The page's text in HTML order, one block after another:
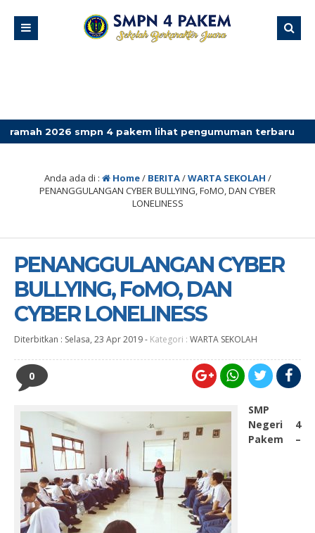
4 pakem lihat pengumuman terbaru
Anda ada di : Home/ BERITA/WARTA SEKOLAH /
PENANGGULANGAN CYBER BULLYING, FoMO, DAN CYBER
LONELINESS
PENANGGULANGAN CYBER
BULLYING, FoMO, DAN
CYBER LONELINESS
Diterbitkan : Selasa, 23 Apr 2019- Kategori : WARTA SEKOLAH
0
SMP
Negeri 4
Pakem –